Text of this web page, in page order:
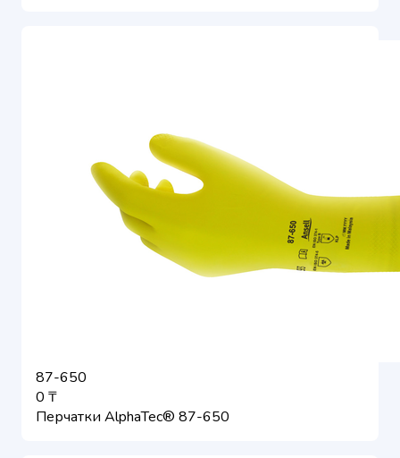
87-650
0 ₸
Перчатки AlphaTec® 87-650